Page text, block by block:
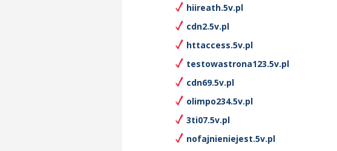
hiireath.5v.pl
cdn2.5v.pl
httaccess.5v.pl
testowastrona123.5v.pl
cdn69.5v.pl
olimpo234.5v.pl
3ti07.5v.pl
nofajnieniejest.5v.pl